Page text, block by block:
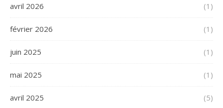
avril 2026 (1)
février 2026 (1)
juin 2025 (1)
mai 2025 (1)
avril 2025 (5)